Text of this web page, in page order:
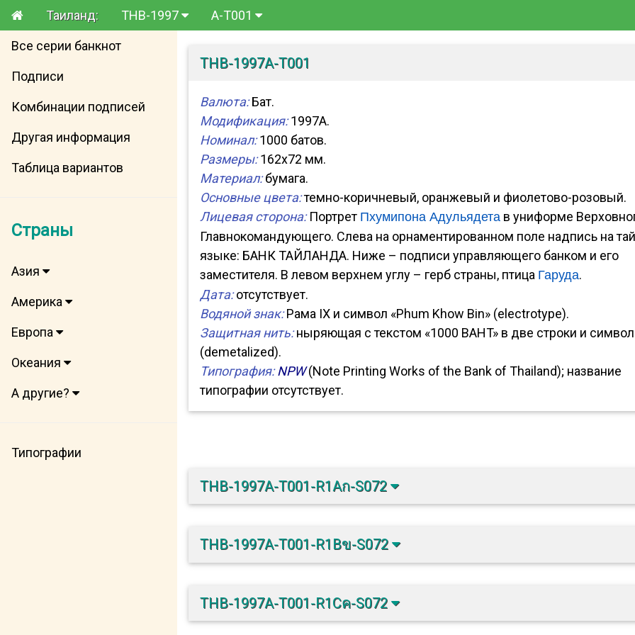
Таиланд: THB-1997 A-T001
Все серии банкнот
Подписи
Комбинации подписей
Другая информация
Таблица вариантов
Страны
Азия
Америка
Европа
Океания
А другие?
Типографии
THB-1997A-T001
Валюта:Бат.
Модификация:1997A.
Номинал:1000 батов.
Размеры:162x72 мм.
Материал:бумага.
Основные цвета:темно-коричневый, оранжевый и фиолетово-розовый.
Лицевая сторона:Портрет Пхумипона Адульядета в униформе
Главнокомандующего. Слева на орнаментированном поле надпись на
языке: БАНК ТАЙЛАНДА. Ниже – подписи управляющего банком и его
заместителя. В левом верхнем углу – герб страны, птица Гаруда.
Дата:отсутствует.
Водяной знак:Рама IX и символ «Phum Khow Bin» (electrotype).
Защитная нить:ныряющая с текстом «1000 BAHT» в две строки и
(demetalized).
Типография: NPW(Note Printing Works of the Bank of Thailand); название
типографии отсутствует.
THB-1997A-T001-R1Aก-S072
THB-1997A-T001-R1Bข-S072
THB-1997A-T001-R1Cค-S072